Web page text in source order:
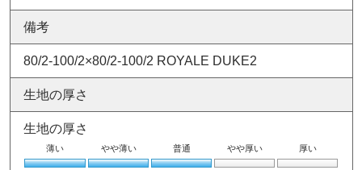
備考
80/2-100/2×80/2-100/2 ROYALE DUKE2
生地の厚さ
生地の厚さ
薄い やや薄い 普通 やや厚い 厚い